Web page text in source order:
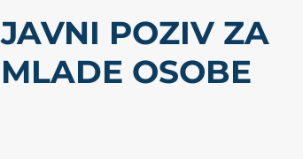
JAVNI POZIV ZA
MLADE OSOBE